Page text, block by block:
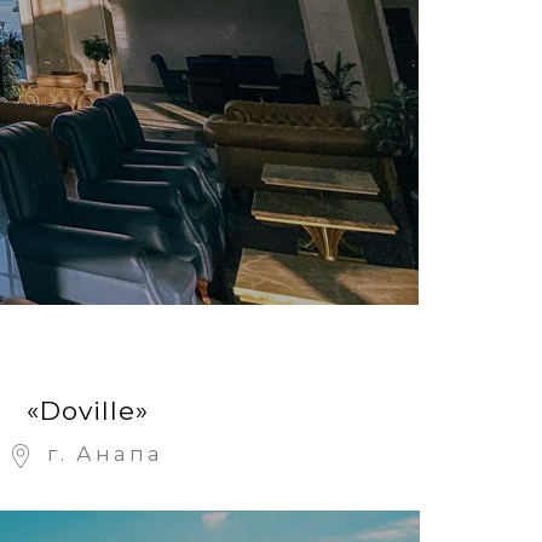
«Doville»
г. Анапа